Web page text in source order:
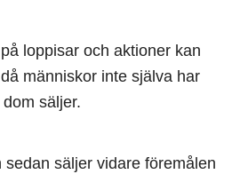
loppisar och aktioner kan
människor inte själva har
säljer.
säljer vidare föremålen